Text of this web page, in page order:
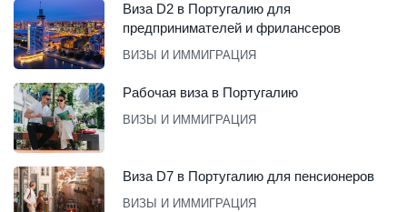
Виза D2 в Португалию для
предпринимателей и фрилансеров
ВИЗЫ И ИММИГРАЦИЯ
Рабочая виза в Португалию
ВИЗЫ И ИММИГРАЦИЯ
Виза D7 в Португалию для пенсионеров
ВИЗЫ И ИММИГРАЦИЯ